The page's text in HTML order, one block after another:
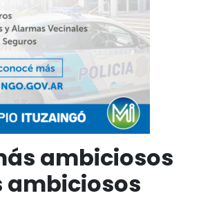
ambiciosos
ambiciosos